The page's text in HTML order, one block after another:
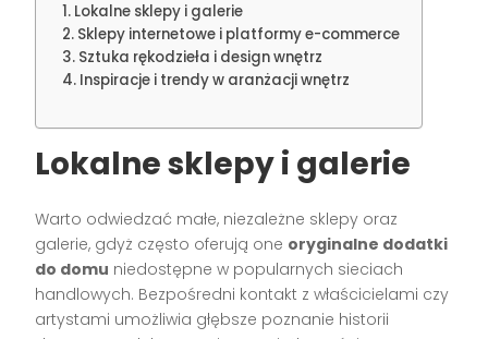
Lokalne sklepy i galerie
Sklepy internetowe i platformy e-commerce
Sztuka rękodzieła i design wnętrz
Inspiracje i trendy w aranżacji wnętrz
Lokalne sklepy i galerie
Warto odwiedzać małe, niezależne sklepy oraz
galerie, gdyż często oferują one oryginalne dodatki
do domu niedostępne w popularnych sieciach
handlowych. Bezpośredni kontakt z właścicielami czy
artystami umożliwia głębsze poznanie historii